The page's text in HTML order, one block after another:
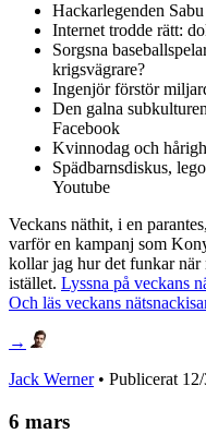
Hackarlegenden
Internet trodde rätt:
Sorgsna
krigsvägrare?
Ingenjör förstör
Den galna
Facebook
Kvinnodag och
Spädbarnsdiskus,
Youtube
Veckans näthit, i en
varför en kampanj som
kollar jag hur det funkar när
istället. Lyssna på veckans
Och läs veckans
→
Jack Werner• Publicerat
6 mars